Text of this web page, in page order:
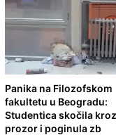
Panika na Filozofskom
fakultetu u Beogradu:
Studentica skočila kroz
prozor i poginula zb